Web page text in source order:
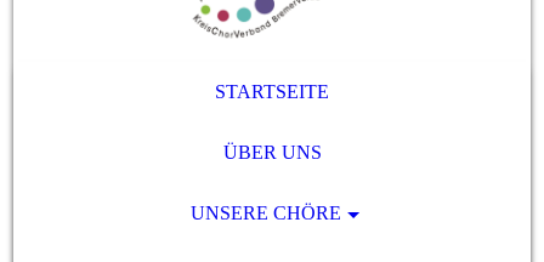
STARTSEITE
ÜBER UNS
UNSERE CHÖRE